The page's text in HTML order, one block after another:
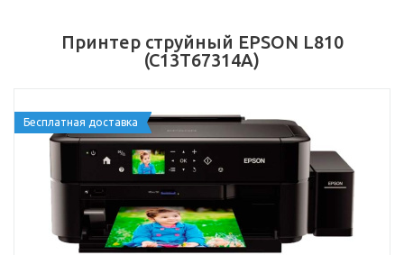
Принтер струйный EPSON L810
(C13T67314A)
Бесплатная доставка